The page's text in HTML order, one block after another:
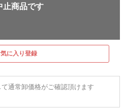
止商品です
に入り登録
通常卸価格がご確認頂けます